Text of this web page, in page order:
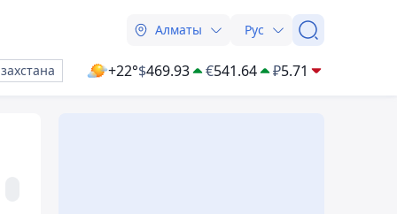
Алматы Рус
+22°$469.93 €541.64 ₽5.71